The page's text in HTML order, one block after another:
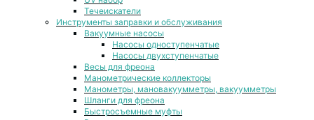
Течеискатели
Инструменты заправки и обслуживания
Вакуумные насосы
Насосы одноступенчатые
Насосы двухступенчатые
Весы для фреона
Манометрические коллекторы
Манометры, мановакуумметры, вакуумметры
Шланги для фреона
Быстросъемные муфты